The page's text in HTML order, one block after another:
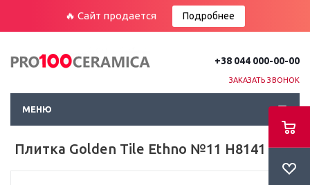
🔥 Сайт продается Подробнее
+38 044 000-00-00
ЗАКАЗАТЬ ЗВОНОК
МЕНЮ
Плитка Golden Tile Ethno №11 Н8141 Пол